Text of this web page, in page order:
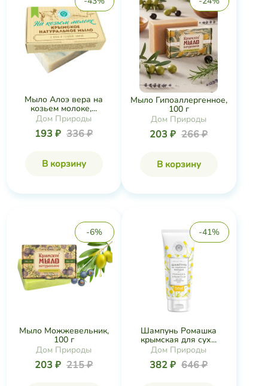
Мыло Алоэ вера на
козьем молоке,...
Дом Природы
193 ₽ 336 ₽
В корзину
Мыло Гипоаллергенное,
100 г
Дом Природы
203 ₽ 266 ₽
В корзину
-6%
Мыло Можжевельник,
100 г
Дом Природы
203 ₽ 215 ₽
-41%
Шампунь Ромашка
крымская для сух...
Дом Природы
382 ₽ 646 ₽